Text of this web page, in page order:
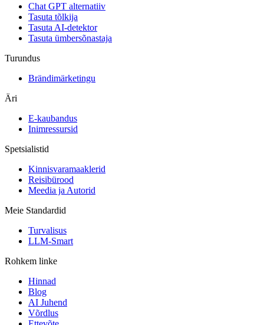
Chat GPT alternatiiv
Tasuta tõlkija
Tasuta AI-detektor
Tasuta ümbersõnastaja
Turundus
Brändimärketingu
Äri
E-kaubandus
Inimressursid
Spetsialistid
Kinnisvaramaaklerid
Reisibürood
Meedia ja Autorid
Meie Standardid
Turvalisus
LLM-Smart
Rohkem linke
Hinnad
Blog
AI Juhend
Võrdlus